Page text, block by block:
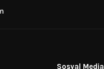
Sosyal Media